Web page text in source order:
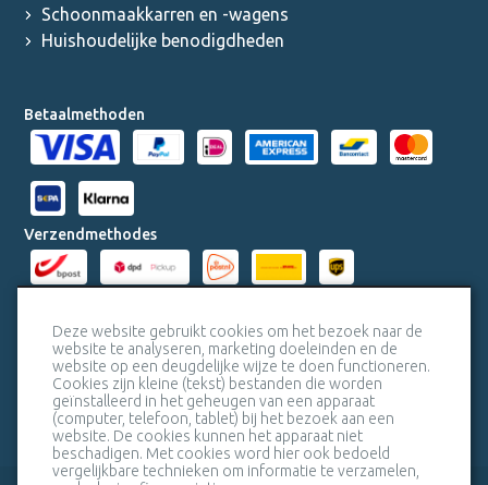
Schoonmaakkarren en -wagens
Huishoudelijke benodigdheden
Betaalmethoden
Verzendmethodes
Veiligheidscertificaat SSL
Deze website gebruikt cookies om het bezoek naar de
website te analyseren, marketing doeleinden en de
website op een deugdelijke wijze te doen functioneren.
Cookies zijn kleine (tekst) bestanden die worden
geïnstalleerd in het geheugen van een apparaat
(computer, telefoon, tablet) bij het bezoek aan een
website. De cookies kunnen het apparaat niet
beschadigen. Met cookies word hier ook bedoeld
vergelijkbare technieken om informatie te verzamelen,